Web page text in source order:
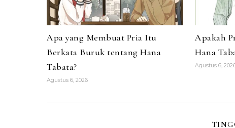
Apa yang Membuat Pria Itu
Berkata Buruk tentang Hana
Tabata?
Agustus 6, 2026
Apakah
Hana
Agustus 6,